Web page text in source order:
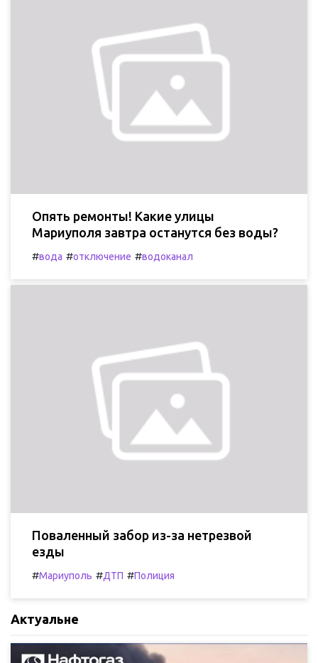
Опять ремонты! Какие улицы
Мариуполя завтра останутся без воды?
#вода #отключение #водоканал
Поваленный забор из-за нетрезвой
езды
#Мариуполь #ДТП #Полиция
Актуальне